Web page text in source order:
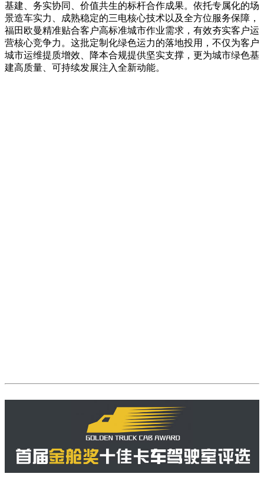
基建、务实协同、价值共生的标杆合作成果。依托专属化的场
景造车实力、成熟稳定的三电核心技术以及全方位服务保障，
福田欧曼精准贴合客户高标准城市作业需求，有效夯实客户运
营核心竞争力。这批定制化绿色运力的落地投用，不仅为客户
城市运维提质增效、降本合规提供坚实支撑，更为城市绿色基
建高质量、可持续发展注入全新动能。